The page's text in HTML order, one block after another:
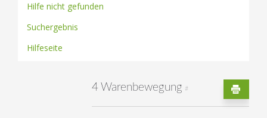
Hilfe nicht gefunden
Suchergebnis
Hilfeseite
4 Warenbewegung #